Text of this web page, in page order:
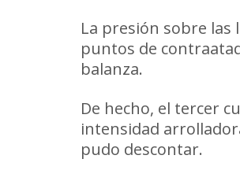
La presión sobre
puntos de
balanza.
De hecho, el tercer
intensidad
pudo descontar.